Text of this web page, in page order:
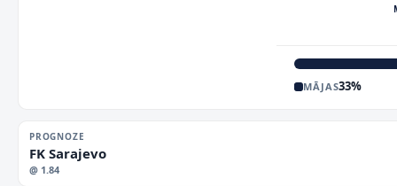
MĀJAS33%
PROGNOZE
FK Sarajevo
@ 1.84